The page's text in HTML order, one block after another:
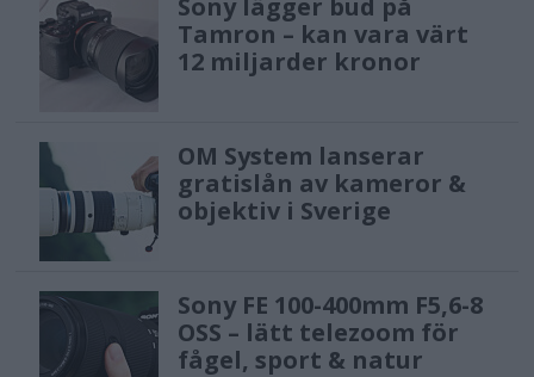
Tamron – kan vara värt
12 miljarder kronor
OM System lanserar
gratislån av kameror &
objektiv i Sverige
Sony FE 100-400mm F5,6-8
OSS – lätt telezoom för
fågel, sport & natur